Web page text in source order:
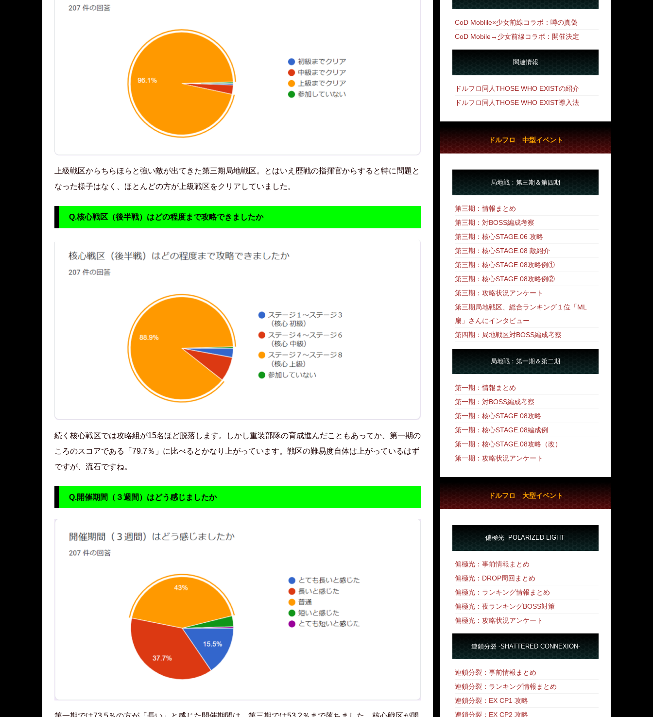
上級戦区からちらほらと強い敵が出てきた第三期局地戦区。とはいえ歴戦の指揮官からすると特に問題と
なった様子はなく、ほとんどの方が上級戦区をクリアしていました。
Q.核心戦区（後半戦）はどの程度まで攻略できましたか
続く核心戦区では攻略組が15名ほど脱落します。しかし重装部隊の育成進んだこともあってか、第一期の
ころのスコアである「79.7％」に比べるとかなり上がっています。戦区の難易度自体は上がっているはず
ですが、流石ですね。
Q.開催期間（３週間）はどう感じましたか
CoD Moblile×少女前線コラボ：噂の真偽
CoD Mobile→少女前線コラボ：開催決定
関連情報
ドルフロ同人THOSE WHO EXISTの紹介
ドルフロ同人THOSE WHO EXIST導入法
ドルフロ 中型イベント
局地戦：第三期＆第四期
第三期：情報まとめ
第三期：対BOSS編成考察
第三期：核心STAGE.06 攻略
第三期：核心STAGE.08 敵紹介
第三期：核心STAGE.08攻略例①
第三期：核心STAGE.08攻略例②
第三期：攻略状況アンケート
第三期局地戦区、総合ランキング１位「ML
扇」さんにインタビュー
第四期：局地戦区対BOSS編成考察
局地戦：第一期＆第二期
第一期：情報まとめ
第一期：対BOSS編成考察
第一期：核心STAGE.08攻略
第一期：核心STAGE.08編成例
第一期：核心STAGE.08攻略 （改）
第一期：攻略状況アンケート
ドルフロ 大型イベント
偏極光 -POLARIZED LIGHT-
偏極光：事前情報まとめ
偏極光：DROP周回まとめ
偏極光：ランキング情報まとめ
偏極光：夜ランキングBOSS対策
偏極光：攻略状況アンケート
連鎖分裂 -SHATTERED CONNEXION-
連鎖分裂：事前情報まとめ
連鎖分裂：ランキング情報まとめ
連鎖分裂：EX CP1 攻略
連鎖分裂：EX CP2 攻略